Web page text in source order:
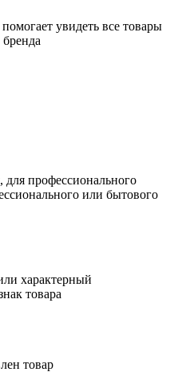
увидеть все товары
профессионального
или бытового
характерный
товара
товар